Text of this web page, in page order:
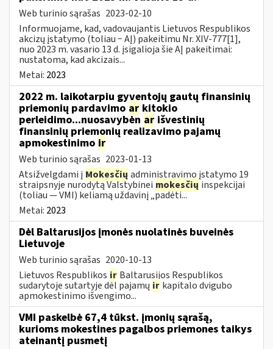
Web turinio sąrašas 2023-02-10
Informuojame, kad, vadovaujantis Lietuvos Respublikos
akcizų įstatymo (toliau − AĮ) pakeitimu Nr. XIV-777[1],
nuo 2023 m. vasario 13 d. įsigalioja šie AĮ pakeitimai:
nustatoma, kad akcizais...
Metai: 2023
2022 m. laikotarpiu gyventojų gautų finansinių
priemonių pardavimo ar kitokio
perleidimo...nuosavybėn ar išvestinių
finansinių priemonių realizavimo pajamų
apmokestinimo ir
Web turinio sąrašas 2023-01-13
Atsižvelgdami į Mokesčių administravimo įstatymo 19
straipsnyje nurodytą Valstybinei mokesčių inspekcijai
(toliau — VMI) keliamą uždavinį „padėti...
Metai: 2023
Dėl Baltarusijos įmonės nuolatinės buveinės
Lietuvoje
Web turinio sąrašas 2020-10-13
Lietuvos Respublikos ir Baltarusijos Respublikos
sudarytoje sutartyje dėl pajamų ir kapitalo dvigubo
apmokestinimo išvengimo...
VMI paskelbė 67,4 tūkst. įmonių sąrašą,
kurioms mokestines pagalbos priemones taikys
ateinantį pusmetį